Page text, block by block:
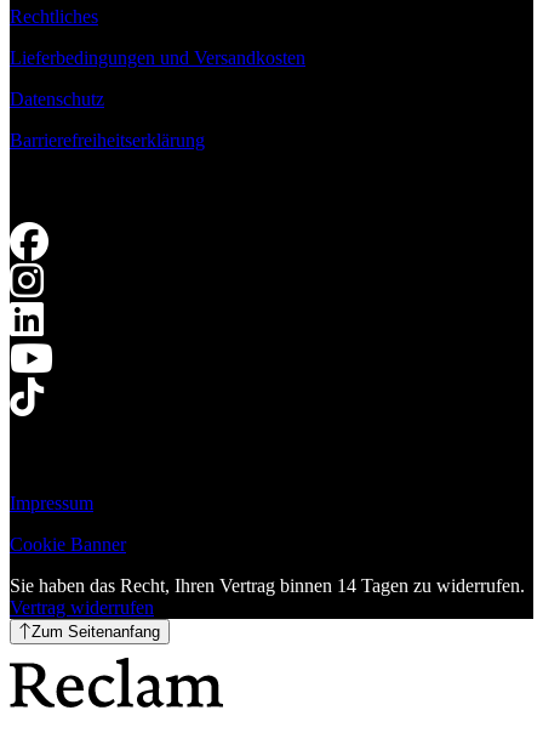
Rechtliches
Lieferbedingungen und Versandkosten
Datenschutz
Barrierefreiheitserklärung
Impressum
Cookie Banner
Sie haben das Recht, Ihren Vertrag binnen 14 Tagen zu widerrufen.
Vertrag widerrufen
Zum Seitenanfang